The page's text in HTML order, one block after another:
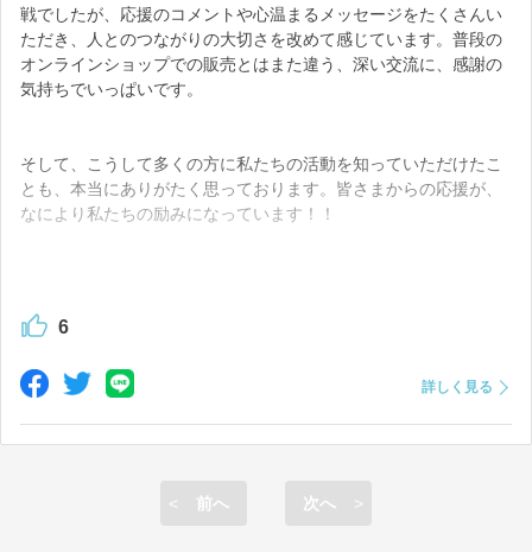
実はかなりの手間と時間がかかってるんです！それでも、「自然
の恵みを大切にしたものづくり」を大切に、スタッフ全員が心を
込めて取り組んでいます。
いいたします！
作業場では、アロマディフューザー作りをコツコツ。慣れた手つ
きで、でもとても丁寧に仕上げてくれています。
私の手かも〜！」なんて盛り上がる場面もありました。
戦でしたが、応援のコメントや心温まるメッセージをたくさんい
ただき、人とのつながりの大切さを改めて感じています。普段の
オンラインショップでの販売とはまた違う、深い交流に、感謝の
気持ちでいっぱいです。
そして、こうして多くの方に私たちの活動を知っていただけたこ
とも、本当にありがたく思っております。皆さまからの応援が、
なにより私たちの励みになっています！！
たくさんの方にディフューザーを手に取っていただけるよう、引
き続き温かいご支援をどうぞよろしくお願いいたします。
6
詳しく見る
前へ 次へ